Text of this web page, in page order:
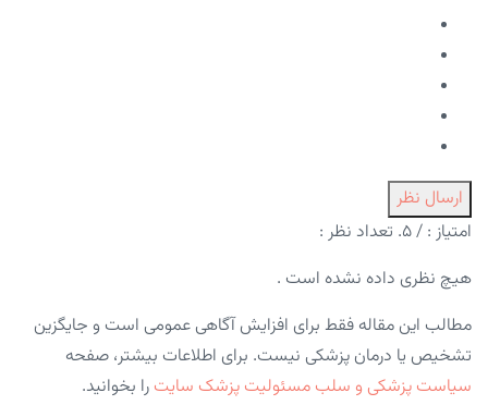
ارسال نظر
امتیاز : / ۵. تعداد نظر :
هیچ نظری داده نشده است .
مطالب این مقاله فقط برای افزایش آگاهی عمومی است و جایگزین
تشخیص یا درمان پزشکی نیست. برای اطلاعات بیشتر، صفحه
سیاست پزشکی و سلب مسئولیت پزشک سایت را بخوانید.